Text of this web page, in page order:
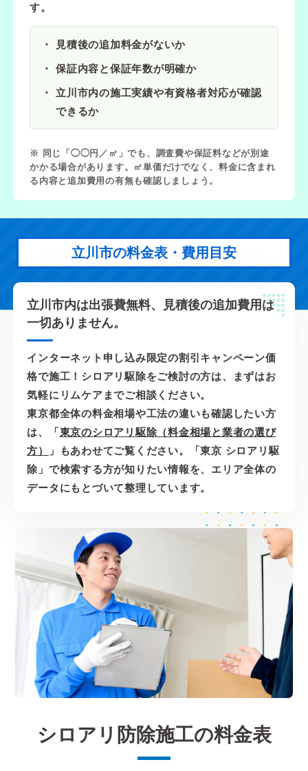
す。
見積後の追加料金がないか
保証内容と保証年数が明確か
立川市内の施工実績や有資格者対応が確認
できるか
※ 同じ「◯◯円／㎡」でも、調査費や保証料などが別途
かかる場合があります。㎡単価だけでなく、料金に含まれ
る内容と追加費用の有無も確認しましょう。
立川市の料金表・費用目安
立川市内は出張費無料、見積後の追加費用は
一切ありません。
インターネット申し込み限定の割引キャンペーン価
格で施工！シロアリ駆除をご検討の方は、まずはお
気軽にリムケアまでご相談ください。
東京都全体の料金相場や工法の違いも確認したい方
は、「東京のシロアリ駆除（料金相場と業者の選び
方）
」もあわせてご覧ください。「東京 シロアリ駆
除」で検索する方が知りたい情報を、エリア全体の
データにもとづいて整理しています。
シロアリ防除施工の料金表